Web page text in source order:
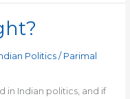
Politics/ Parimal
in Indian politics, and if